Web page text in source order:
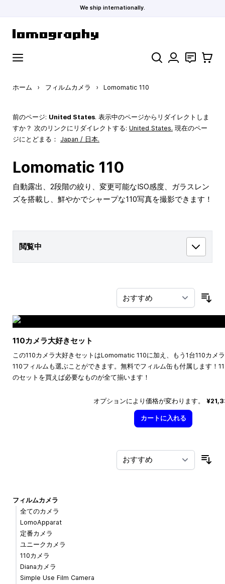
We ship internationally.
検索 お問い合わ
カート
ホーム › フィルムカメラ › Lomomatic 110
前のページ: United States. 表示中のページからリダイレクトしま
すか？ 次のリンクにリダイレクトする: United States. 現在のペー
ジにとどまる： Japan / 日本.
Lomomatic 110
自動露出、2段階の絞り、変更可能なISO感度、ガラスレン
ズを搭載し、鮮やかでシャープな110写真を撮影できます！
閲覧中
110カメラ大好きセット
この110カメラ大好きセットはLomomatic 110に加え、もう1台110カメ
110フィルムも選ぶことができます。無料でフィルム缶も付属します！
のセットを買えば必要なものが全て揃います！
オプションにより価格が変わります。
カートに入れる
フィルムカメラ
全てのカメラ
LomoApparat
定番カメラ
ユニークカメラ
110カメラ
Dianaカメラ
Simple Use Film Camera